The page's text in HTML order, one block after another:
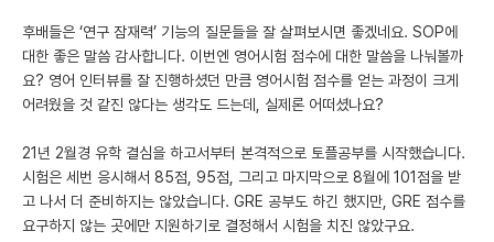
후배들은 ‘연구 잠재력’ 기능의 질문들을 잘 살펴보시면 좋겠네요. SOP에
대한 좋은 말씀 감사합니다. 이번엔 영어시험 점수에 대한 말씀을 나눠볼까
요? 영어 인터뷰를 잘 진행하셨던 만큼 영어시험 점수를 얻는 과정이 크게
어려웠을 것 같진 않다는 생각도 드는데, 실제론 어떠셨나요?
21년 2월경 유학 결심을 하고서부터 본격적으로 토플공부를 시작했습니다.
시험은 세번 응시해서 85점, 95점, 그리고 마지막으로 8월에 101점을 받
고 나서 더 준비하지는 않았습니다. GRE 공부도 하긴 했지만, GRE 점수를
요구하지 않는 곳에만 지원하기로 결정해서 시험을 치진 않았구요.